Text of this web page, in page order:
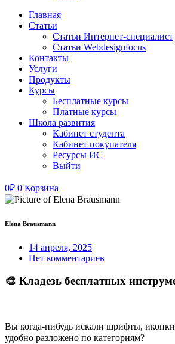
Главная
Статьи
Статьи Интернет-специалист
Статьи Webdesignfocus
Контакты
Услуги
Продукты
Курсы
Бесплатные курсы
Платные курсы
Школа развития
Кабинет студента
Кабинет покупателя
Ресурсы ИС
Выйти
0₽ 0 Корзина
Elena Brausmann
14 апреля, 2025
Нет комментариев
🎨 Кладезь бесплатных
Вы когда-нибудь искали шрифты, иконки
удобно разложено по категориям?